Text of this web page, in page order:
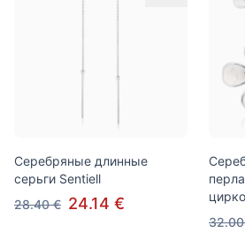
Серебряные длинные
серьги Sentiell
28.40 € 24.14 €